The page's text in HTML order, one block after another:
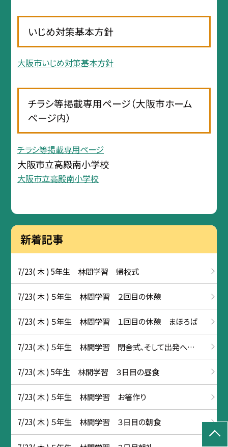
いじめ対策基本方針
大阪市いじめ対策基本方針
チラシ等掲載専用ページ（大阪市ホーム
ページ内）
チラシ等掲載専用ページ
大阪市立高殿南小学校
大阪市立高殿南小学校
新着記事
7/23( 木 ) 5年生 林間学習 帰校式
7/23( 木 ) ５年生 林間学習 ２回目の休憩
7/23( 木 ) ５年生 林間学習 １回目の休憩 まほろば
7/23( 木 ) ５年生 林間学習 閉舎式、そして出発へ…
7/23( 木 ) 5年生 林間学習 ３日目の昼食
7/23( 木 ) ５年生 林間学習 お箸作り
7/23( 木 ) ５年生 林間学習 ３日目の朝食